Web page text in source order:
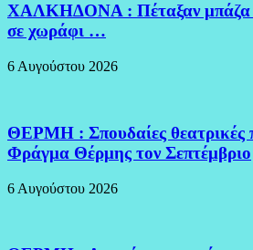
ΧΑΛΚΗΔΟΝΑ : Πέταξαν μπάζα
σε χωράφι …
6 Αυγούστου 2026
ΘΕΡΜΗ : Σπουδαίες θεατρικές
Φράγμα Θέρμης τον Σεπτέμβριο
6 Αυγούστου 2026